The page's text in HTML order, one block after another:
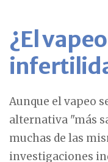
¿El
Aunque el vapeo
alternativa "más
muchas de las
investigaciones